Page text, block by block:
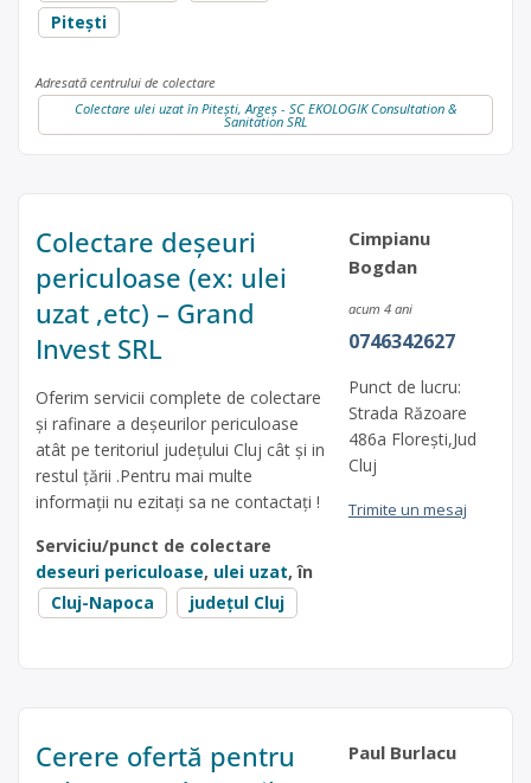
Pitești
Adresată centrului de colectare
Colectare ulei uzat în Pitești, Argeș - SC EKOLOGIK Consultation &
Sanitation SRL
Colectare deșeuri
periculoase (ex: ulei
uzat ,etc) – Grand
Invest SRL
Oferim servicii complete de colectare
și rafinare a deșeurilor periculoase
atât pe teritoriul județului Cluj cât și in
restul țării .Pentru mai multe
informații nu ezitați sa ne contactați !
Serviciu/punct de colectare
deseuri periculoase, ulei uzat, în
Cluj-Napoca
județul Cluj
Cimpianu
Bogdan
acum 4 ani
0746342627
Punct de lucru:
Strada Răzoare
486a Florești,Jud
Cluj
Trimite un mesaj
Cerere ofertă pentru
Paul Burlacu